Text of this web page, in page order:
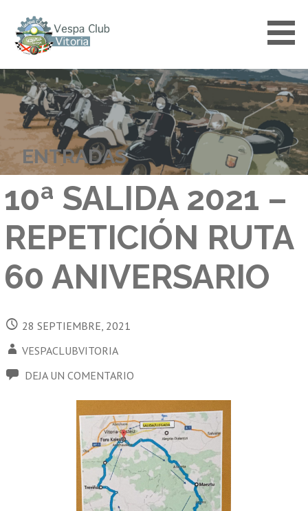
contenido
VESPACLUBVITORIA
ENTRADAS
10ª SALIDA 2021 –
REPETICIÓN RUTA
60 ANIVERSARIO
28 SEPTIEMBRE, 2021
VESPACLUBVITORIA
DEJA UN COMENTARIO